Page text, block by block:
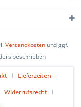
Versandkosten und ggf.
beschrieben
Lieferzeiten
Widerrufsrecht